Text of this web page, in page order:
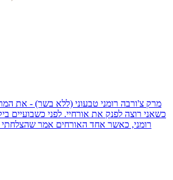
מרק צ'ורבה רומני טבעוני (ללא בשר) - את
כשאני רוצה לפנק את אורחיי. לפני כשבועיים
רומני, כאשר אחד האורחים אמר